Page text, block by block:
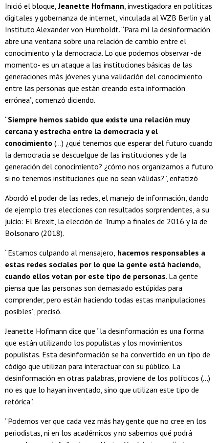
Inició el bloque,Jeanette Hofmann , investigadora en políticas
digitales y gobernanza de internet, vinculada al WZB Berlin y al
Instituto Alexander von Humboldt. “Para mí la desinformación
abre una ventana sobre una relación de cambio entre el
conocimiento y la democracia. Lo que podemos observar -de
momento- es un ataque a las instituciones básicas de las
generaciones más jóvenes y una validación del conocimiento
entre las personas que están creando esta información
errónea”, comenzó diciendo.
“Siempre hemos sabido que existe una relación muy
cercana y estrecha entre la democracia y el
conocimiento (...) ¿qué tenemos que esperar del futuro cuando
la democracia se descuelgue de las instituciones y de la
generación del conocimiento? ¿cómo nos organizamos a futuro
si no tenemos instituciones que no sean válidas?”, enfatizó
Abordó el poder de las redes, el manejo de información, dando
de ejemplo tres elecciones con resultados sorprendentes, a su
juicio: El Brexit, la elección de Trump a finales de 2016 y la de
Bolsonaro (2018).
“Estamos culpando al mensajero, hacemos responsables a
estas redes sociales por lo que la gente está haciendo,
cuando ellos votan por este tipo de personas. La gente
piensa que las personas son demasiado estúpidas para
comprender, pero están haciendo todas estas manipulaciones
posibles”, precisó.
Jeanette Hofmann dice que “la desinformación es una forma
que están utilizando los populistas y los movimientos
populistas. Esta desinformación se ha convertido en un tipo de
código que utilizan para interactuar con su público. La
desinformación en otras palabras, proviene de los políticos (...)
no es que lo hayan inventado, sino que utilizan este tipo de
retórica”.
“Podemos ver que cada vez más hay gente que no cree en los
periodistas, ni en los académicos y no sabemos qué podrá